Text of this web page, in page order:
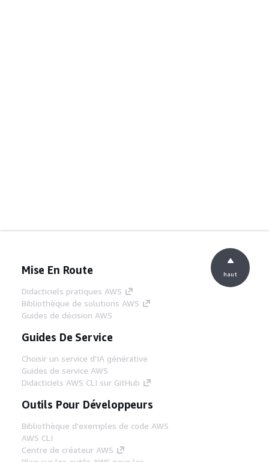
Mise En Route
Didacticiels pratiques AWS
Bibliothèque de solutions AWS
Guides de décision AWS
Guides De Service
Choisir un service d'IA générative
Guides de service AWS
Didacticiels AWS CLI sur GitHub
Outils Pour Développeurs
Bibliothèque d'exemples de code AWS
AWS CLI
Centre de créateur AWS
haut